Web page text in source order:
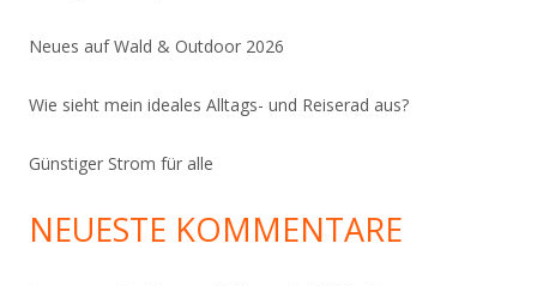
Neues auf Wald & Outdoor 2026
Wie sieht mein ideales Alltags- und Reiserad aus?
Günstiger Strom für alle
NEUESTE KOMMENTARE